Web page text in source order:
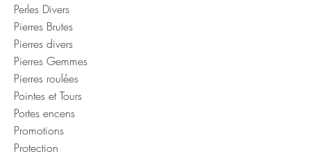
Perles Divers
Pierres Brutes
Pierres divers
Pierres Gemmes
Pierres roulées
Pointes et Tours
Portes encens
Promotions
Protection